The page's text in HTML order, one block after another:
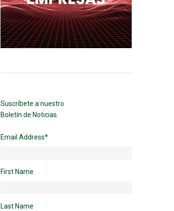
Suscríbete a nuestro
Boletín de Noticias.
Email Address*
First Name
Last Name